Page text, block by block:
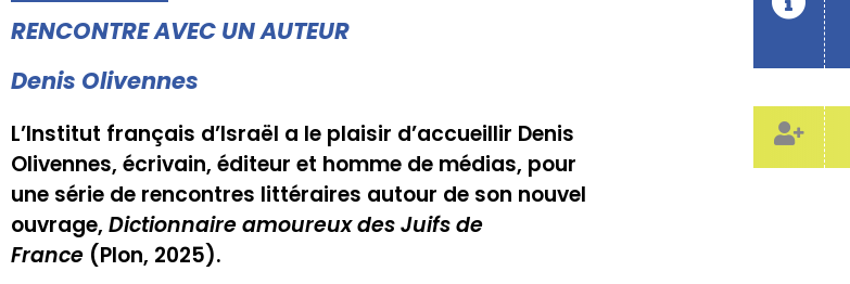
RENCONTRE AVEC UN AUTEUR
Denis Olivennes
L’Institut français d’Israël a le plaisir d’accueillir Denis
Olivennes, écrivain, éditeur et homme de médias, pour
une série de rencontres littéraires autour de son nouvel
ouvrage, Dictionnaire amoureux des Juifs de
France (Plon, 2025).